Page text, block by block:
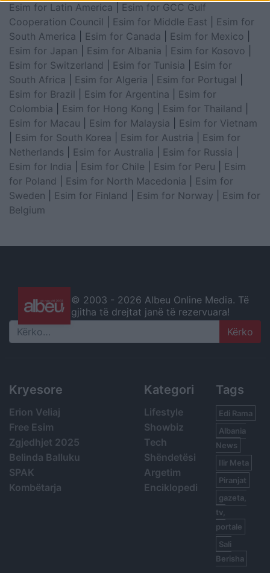
Esim for Latin America
Esim for GCC Gulf
Cooperation Council
Esim for Middle East
Esim for
South America
Esim for Canada Esim for Mexico
Esim for Japan
Esim for Albania Esim for Kosovo
Esim for Switzerland
Esim for Tunisia
Esim for
South Africa
Esim for Algeria Esim for Portugal
Esim for Brazil
Esim for Argentina
Esim for
Colombia
Esim for Hong Kong Esim for Thailand
Esim for Macau
Esim for Malaysia
Esim for Vietnam
Esim for South Korea Esim for Austria
Esim for
Netherlands
Esim for Australia Esim for Russia
Esim for India
Esim for Chile Esim for Peru
Esim
for Poland
Esim for North Macedonia
Esim for
Sweden
Esim for Finland Esim for Norway
Esim for
Belgium
© 2003 - 2026 Albeu Online Media. Të
gjitha të drejtat janë të rezervuara!
Search
Kryesore
Erion Veliaj
Free Esim
Zgjedhjet 2025
Belinda Balluku
SPAK
Kombëtarja
Kategori
Lifestyle
Showbiz
Tech
Shëndetësi
Argetim
Enciklopedi
Tags
Edi Rama
Albania
News
Ilir Meta
Piranjat
gazeta,
tv,
portale
Sali
Berisha